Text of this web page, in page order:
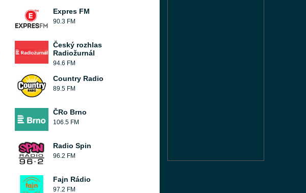
Expres FM
90.3 FM
Český rozhlas
Radiožurnál
94.6 FM
Country Radio
89.5 FM
ČRo Brno
106.5 FM
Radio Spin
96.2 FM
Fajn Rádio
97.2 FM